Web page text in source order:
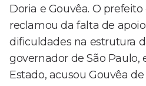
Doria e Gouvêa. O
reclamou da falta de
dificuldades na estrutura
governador de São Paulo,
Estado, acusou Gouvêa